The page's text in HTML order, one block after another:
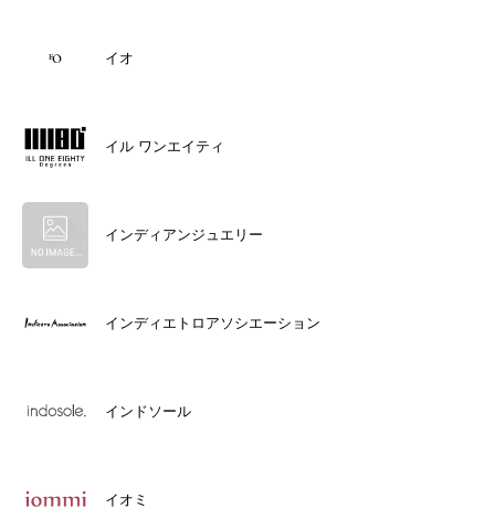
イオ
イル ワンエイティ
インディアンジュエリー
インディエトロアソシエーション
インドソール
イオミ